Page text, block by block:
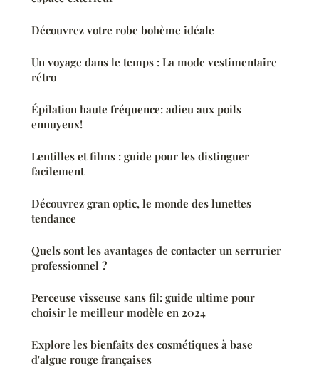
Découvrez votre robe bohème idéale
Un voyage dans le temps : La mode vestimentaire
rétro
Épilation haute fréquence: adieu aux poils
ennuyeux!
Lentilles et films : guide pour les distinguer
facilement
Découvrez gran optic, le monde des lunettes
tendance
Quels sont les avantages de contacter un serrurier
professionnel ?
Perceuse visseuse sans fil: guide ultime pour
choisir le meilleur modèle en 2024
Explore les bienfaits des cosmétiques à base
d'algue rouge françaises